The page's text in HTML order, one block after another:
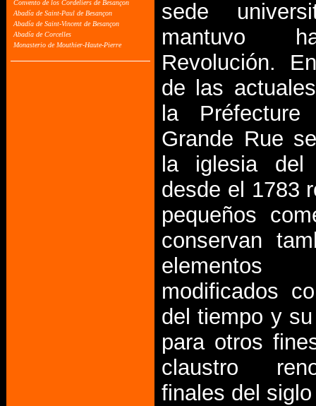
sede
mantuvo
Revolución.
de las
la
Grande Rue
la iglesia del
desde el 1783
pequeños
conservan
modificados
del tiempo y
para otros
claustro
finales del